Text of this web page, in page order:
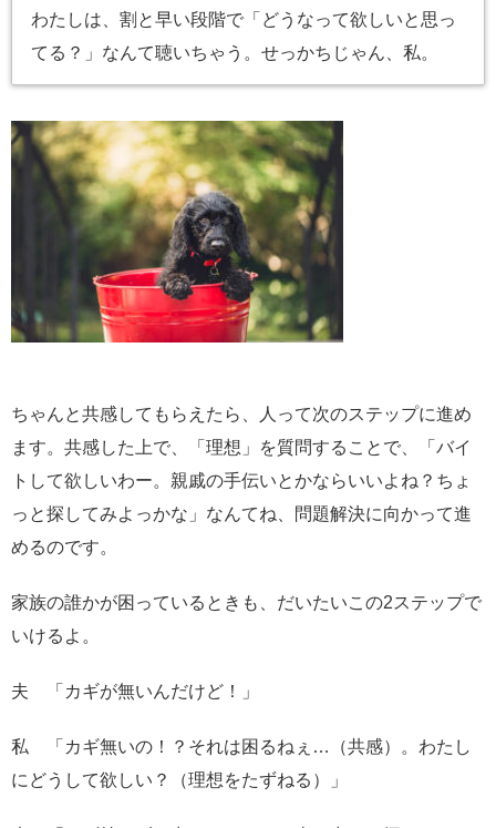
わたしは、割と早い段階で「どうなって欲しいと思っ
てる？」なんて聴いちゃう。せっかちじゃん、私。
ちゃんと共感してもらえたら、人って次のステップに進め
ます。共感した上で、「理想」を質問することで、「バイ
トして欲しいわー。親戚の手伝いとかならいいよね？ちょ
っと探してみよっかな」なんてね、問題解決に向かって進
めるのです。
家族の誰かが困っているときも、だいたいこの2ステップで
いけるよ。
夫 「カギが無いんだけど！」
私 「カギ無いの！？それは困るねぇ…（共感）。わたし
にどうして欲しい？（理想をたずねる）」